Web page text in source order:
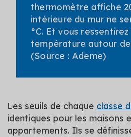
thermomètre affiche
intérieure du mur ne
°C. Et vous ressentirez
température autour de
(Source : Ademe)
Les seuils de chaque classe
identiques pour les maisons
appartements. Ils se